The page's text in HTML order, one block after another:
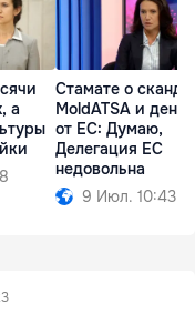
а
Стамате о
MoldATSA и
от ЕС: Думаю,
Делегация ЕС
недовольна
9 Июл. 10:43